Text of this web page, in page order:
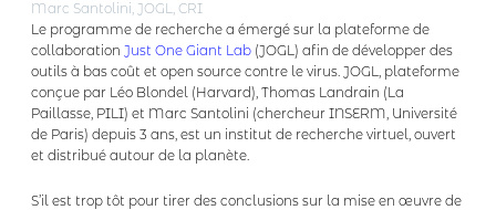
Marc Santolini, JOGL, CRI
Le programme de recherche a émergé sur la plateforme de
collaborationJust One Giant Lab (JOGL) afin de développer des
outils à bas coût et open source contre le virus. JOGL, plateforme
conçue par Léo Blondel (Harvard), Thomas Landrain (La
Paillasse, PILI) et Marc Santolini (chercheur INSERM, Université
de Paris) depuis 3 ans, est un institut de recherche virtuel, ouvert
et distribué autour de la planète.
S’il est trop tôt pour tirer des conclusions sur la mise en œuvre de